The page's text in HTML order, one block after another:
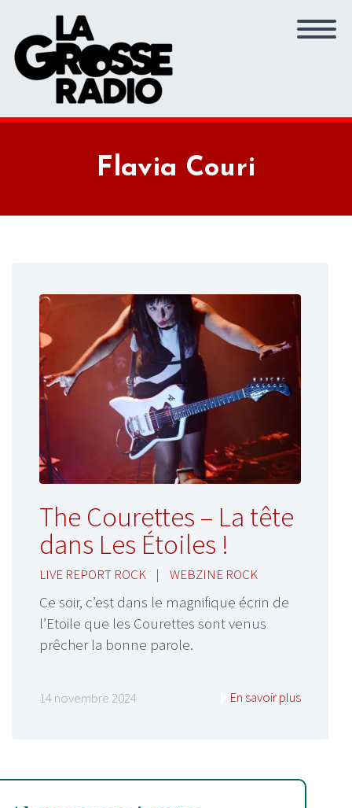
Flavia Couri
The Courettes – La tête
dans Les Étoiles !
LIVE REPORT ROCK | WEBZINE ROCK
Ce soir, c’est dans le magnifique écrin de
l’Etoile que les Courettes sont venus
prêcher la bonne parole.
14 novembre 2024 En savoir plus